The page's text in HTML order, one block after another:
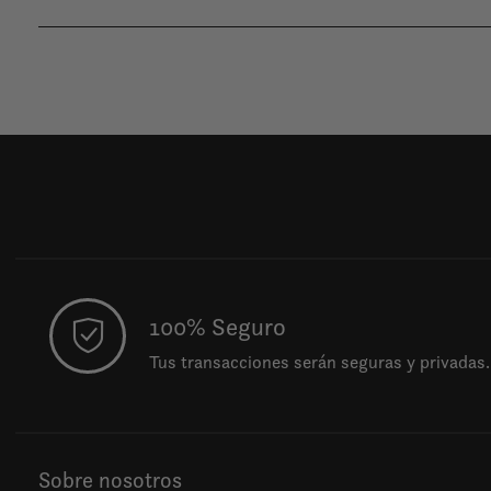
100% Seguro
Tus transacciones serán seguras y privadas.
Sobre nosotros